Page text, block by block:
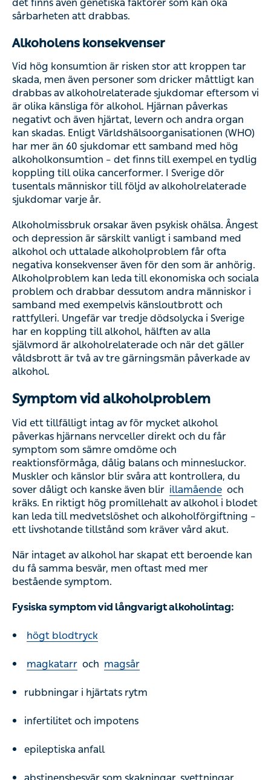
det finns även genetiska faktorer som kan öka
sårbarheten att drabbas.
Alkoholens konsekvenser
Vid hög konsumtion är risken stor att kroppen tar
skada, men även personer som dricker måttligt kan
drabbas av alkoholrelaterade sjukdomar eftersom vi
är olika känsliga för alkohol. Hjärnan påverkas
negativt och även hjärtat, levern och andra organ
kan skadas. Enligt Världshälsoorganisationen (WHO)
har mer än 60 sjukdomar ett samband med hög
alkoholkonsumtion – det finns till exempel en tydlig
koppling till olika cancerformer. I Sverige dör
tusentals människor till följd av alkoholrelaterade
sjukdomar varje år.
Alkoholmissbruk orsakar även psykisk ohälsa. Ångest
och depression är särskilt vanligt i samband med
alkohol och uttalade alkoholproblem får ofta
negativa konsekvenser även för den som är anhörig.
Alkoholproblem kan leda till ekonomiska och sociala
problem och drabbar dessutom andra människor i
samband med exempelvis känsloutbrott och
rattfylleri. Ungefär var tredje dödsolycka i Sverige
har en koppling till alkohol, hälften av alla
självmord är alkoholrelaterade och när det gäller
våldsbrott är två av tre gärningsmän påverkade av
alkohol.
Symptom vid alkoholproblem
Vid ett tillfälligt intag av för mycket alkohol
påverkas hjärnans nervceller direkt och du får
symptom som sämre omdöme och
reaktionsförmåga, dålig balans och minnesluckor.
Muskler och känslor blir svåra att kontrollera, du
sover dåligt och kanske även blir illamående och
kräks. En riktigt hög promillehalt av alkohol i blodet
kan leda till medvetslöshet och alkoholförgiftning –
ett livshotande tillstånd som kräver vård akut.
När intaget av alkohol har skapat ett beroende kan
du få samma besvär, men oftast med mer
bestående symptom.
Fysiska symptom vid långvarigt alkoholintag:
högt blodtryck
magkatarr och magsår
rubbningar i hjärtats rytm
infertilitet och impotens
epileptiska anfall